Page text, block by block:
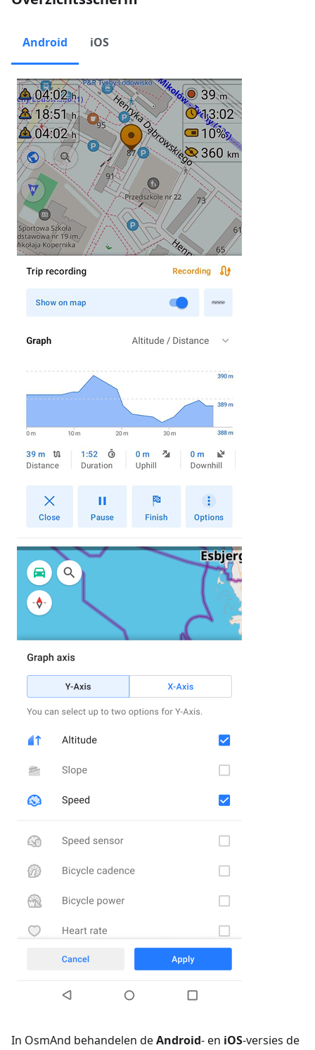
Android iOS
In OsmAnd behandelen deAndroid- en iOS-versies de